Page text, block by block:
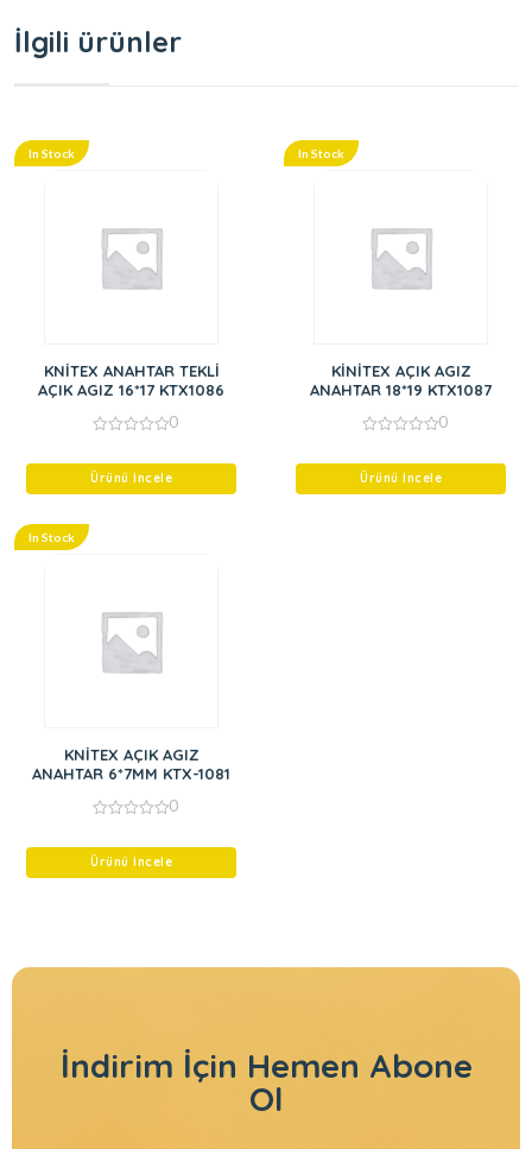
İlgili ürünler
In Stock
KNİTEX ANAHTAR TEKLİ
AÇIK AGIZ 16*17 KTX1086
of
0
Ürünü İncele
In Stock
KİNİTEX AÇIK AGIZ
ANAHTAR 18*19 KTX1087
of
0
Ürünü İncele
In Stock
KNİTEX AÇIK AGIZ
ANAHTAR 6*7MM KTX-1081
of
0
Ürünü İncele
İndirim İçin Hemen Abone
Ol